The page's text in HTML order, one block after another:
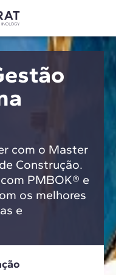
com o Master
Construção.
PMBOK® e
os melhores
e